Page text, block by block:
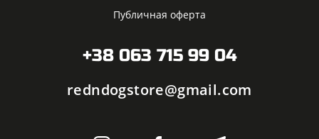
Публичная оферта
+38 063 715 99 04
redndogstore@gmail.com